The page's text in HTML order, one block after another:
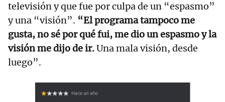
televisión y que fue por culpa de un “espasmo”
y una “visión”. “El programa tampoco me
gusta, no sé por qué fui, me dio un espasmo y la
visión me dijo de ir.Una mala visión, desde
luego”.